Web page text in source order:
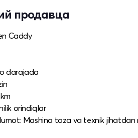
продавца
Caddy
darajada
orindiqlar
Mashina toza va texnik